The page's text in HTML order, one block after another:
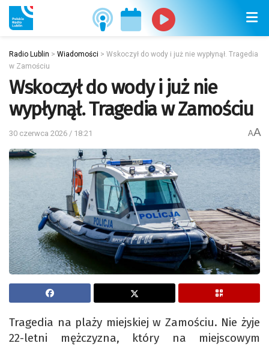
Radio Lublin > Wiadomości > Wskoczył do wody i już nie wypłynął. Tragedia
w Zamościu
Wskoczył do wody i już nie
wypłynął. Tragedia w Zamościu
30 czerwca 2026 / 18:21 AA
Tragedia na plaży miejskiej w Zamościu. Nie żyje
22-letni mężczyzna, który na miejscowym